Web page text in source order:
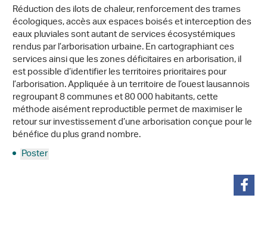
Réduction des ilots de chaleur, renforcement des trames
écologiques, accès aux espaces boisés et interception des
eaux pluviales sont autant de services écosystémiques
rendus par l’arborisation urbaine. En cartographiant ces
services ainsi que les zones déficitaires en arborisation, il
est possible d’identifier les territoires prioritaires pour
l’arborisation. Appliquée à un territoire de l’ouest lausannois
regroupant 8 communes et 80 000 habitants, cette
méthode aisément reproductible permet de maximiser le
retour sur investissement d’une arborisation conçue pour le
bénéfice du plus grand nombre.
Poster